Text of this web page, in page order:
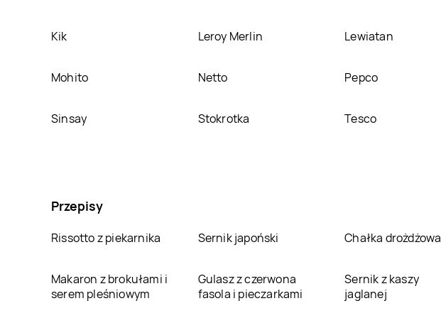
Kik Leroy Merlin Lewiatan
Mohito Netto Pepco
Sinsay Stokrotka Tesco
Przepisy
Rissotto z piekarnika Sernik japoński Chałka drożdżowa
Makaron z brokułami i
serem pleśniowym
Gulasz z czerwona
fasola i pieczarkami
Sernik z kaszy
jaglanej